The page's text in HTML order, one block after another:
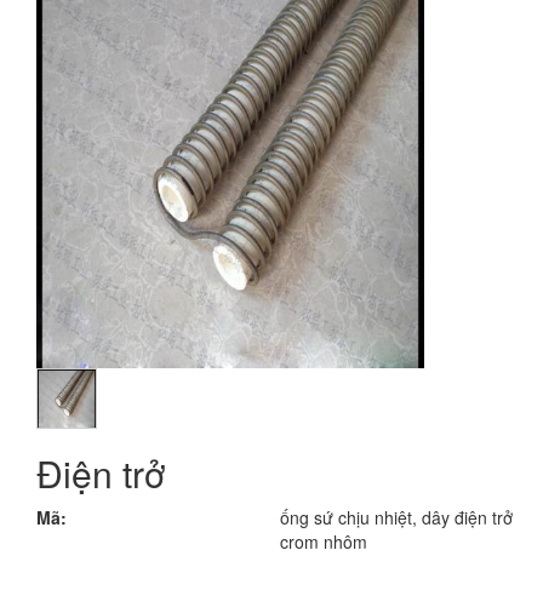
Điện trở
Mã:
ống sứ chịu nhiệt, dây điện trở
crom nhôm